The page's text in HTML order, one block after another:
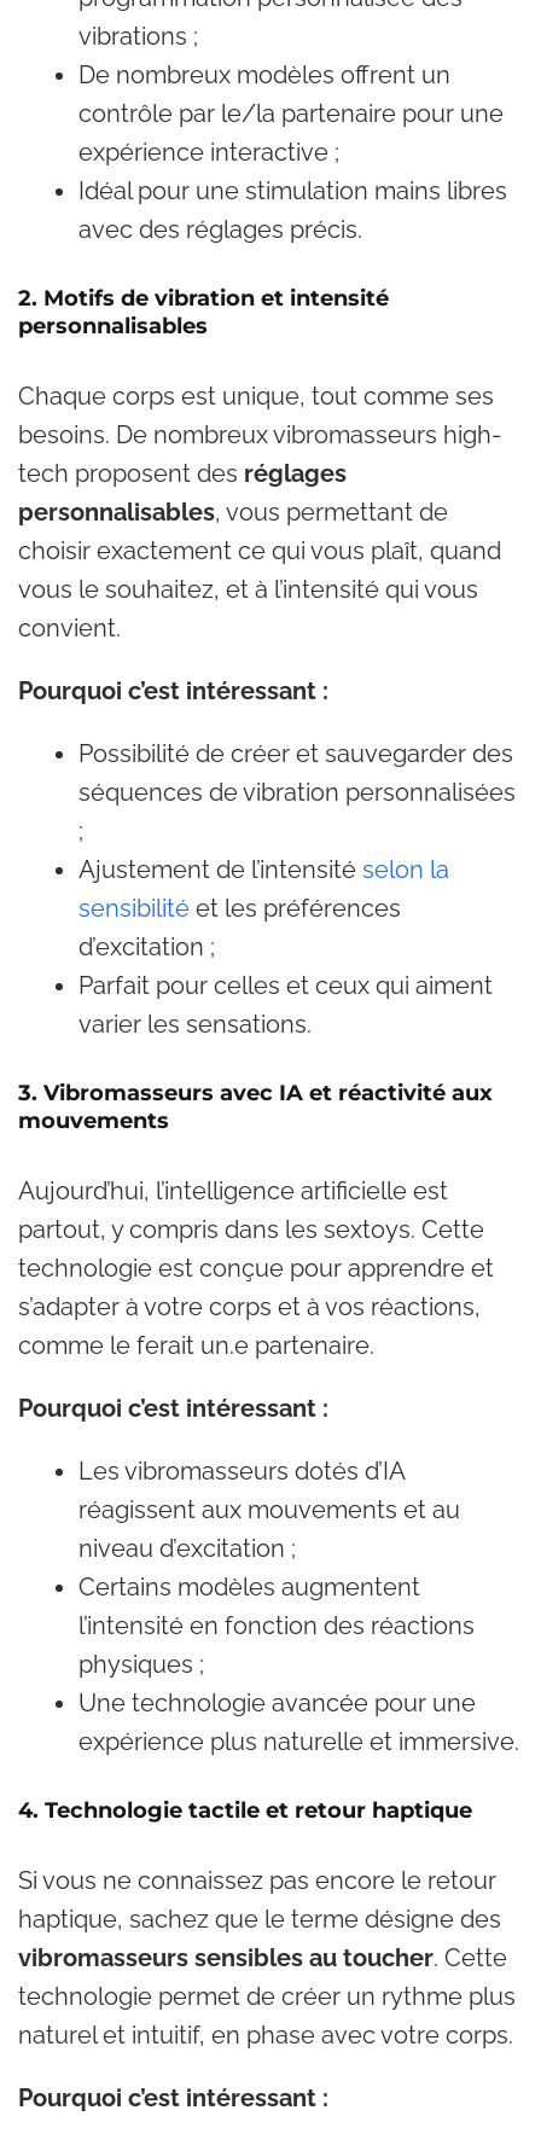
vibrations ;
De nombreux modèles offrent un
contrôle par le/la partenaire pour une
expérience interactive ;
Idéal pour une stimulation mains libres
avec des réglages précis.
2. Motifs de vibration et intensité
personnalisables
Chaque corps est unique, tout comme ses
besoins. De nombreux vibromasseurs high-
tech proposent des réglages
personnalisables, vous permettant de
choisir exactement ce qui vous plaît, quand
vous le souhaitez, et à l’intensité qui vous
convient.
Pourquoi c’est intéressant :
Possibilité de créer et sauvegarder des
séquences de vibration personnalisées
;
Ajustement de l’intensité selon la
sensibilité et les préférences
d’excitation ;
Parfait pour celles et ceux qui aiment
varier les sensations.
3. Vibromasseurs avec IA et réactivité aux
mouvements
Aujourd’hui, l’intelligence artificielle est
partout, y compris dans les sextoys. Cette
technologie est conçue pour apprendre et
s’adapter à votre corps et à vos réactions,
comme le ferait un.e partenaire.
Pourquoi c’est intéressant :
Les vibromasseurs dotés d’IA
réagissent aux mouvements et au
niveau d’excitation ;
Certains modèles augmentent
l’intensité en fonction des réactions
physiques ;
Une technologie avancée pour une
expérience plus naturelle et immersive.
4. Technologie tactile et retour haptique
Si vous ne connaissez pas encore le retour
haptique, sachez que le terme désigne des
vibromasseurs sensibles au toucher. Cette
technologie permet de créer un rythme plus
naturel et intuitif, en phase avec votre corps.
Pourquoi c’est intéressant :